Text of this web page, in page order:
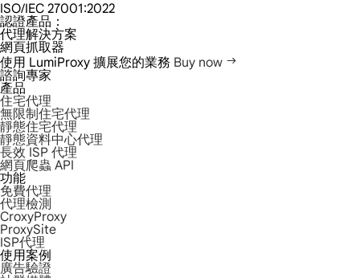
ISO/IEC 27001:2022
認證產品：
代理解決方案
網頁抓取器
使用 LumiProxy 擴展您的業務 Buy now
諮詢專家
產品
住宅代理
無限制住宅代理
靜態住宅代理
靜態資料中心代理
長效 ISP 代理
網頁爬蟲 API
功能
免費代理
代理檢測
CroxyProxy
ProxySite
ISP代理
使用案例
廣告驗證